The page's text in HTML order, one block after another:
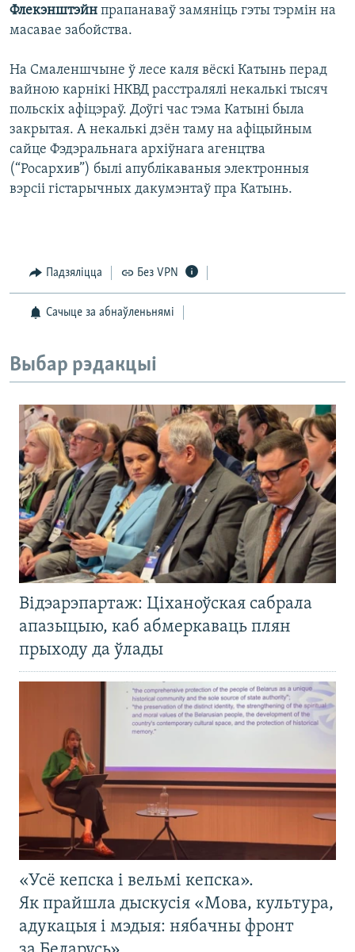
Флекэнштэйн прапанаваў замяніць гэты тэрмін на
масавае забойства.
На Смаленшчыне ў лесе каля вёскі Катынь перад
вайною карнікі НКВД расстралялі некалькі тысяч
польскіх афіцэраў. Доўгі час тэма Катыні была
закрытая. А некалькі дзён таму на афіцыйным
сайце Фэдэральнага архіўнага агенцтва
(“Росархив”) былі апублікаваныя электронныя
вэрсіі гістарычных дакумэнтаў пра Катынь.
Падзяліцца Без VPN
Сачыце за абнаўленьнямі
Выбар рэдакцыі
Відэарэпартаж: Ціханоўская сабрала
апазыцыю, каб абмеркаваць плян
прыходу да ўлады
«Усё кепска і вельмі кепска».
Як прайшла дыскусія «Мова, культура,
адукацыя і мэдыя: нябачны фронт